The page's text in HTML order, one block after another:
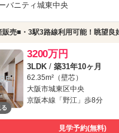
バニティ城東中央
売■・3駅3路線利用可能！眺望良
3200万円
3LDK / 築31年10ヶ月
62.35m²（壁芯）
大阪市城東区中央
京阪本線「野江」歩8分
見学予約(無料)